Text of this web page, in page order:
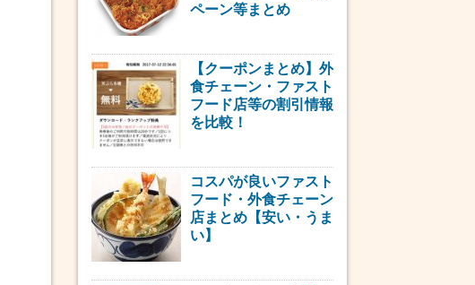
ペーン等まとめ
【クーポンまとめ】外
食チェーン・ファスト
フード店等の割引情報
を比較！
コスパが良いファスト
フード・外食チェーン
店まとめ【安い・うま
い】